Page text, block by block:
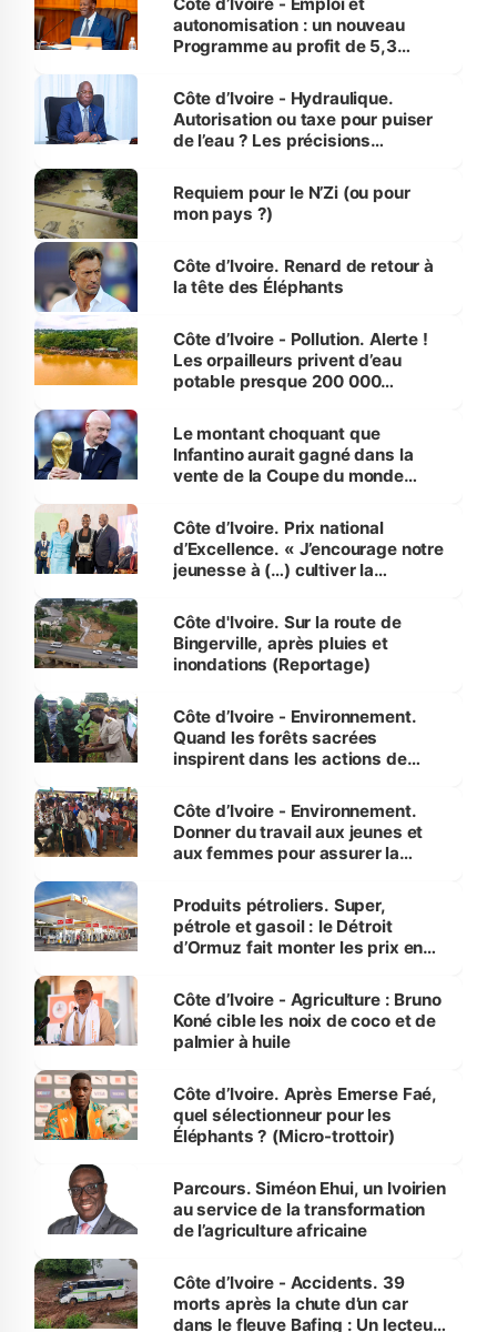
autonomisation : un nouveau
Programme au profit de 5,3
Côte d’Ivoire - Hydraulique.
Autorisation ou taxe pour puiser
de l’eau ? Les précisions
Requiem pour le N’Zi (ou pour
mon pays ?)
Côte d’Ivoire. Renard de retour à
la tête des Éléphants
Côte d’Ivoire - Pollution. Alerte !
Les orpailleurs privent d’eau
potable presque 200 000
Le montant choquant que
Infantino aurait gagné dans la
vente de la Coupe du monde
Côte d’Ivoire. Prix national
d’Excellence. « J’encourage notre
jeunesse à (…) cultiver la
(Alassane Ouattara
Côte d'Ivoire. Sur la route de
Bingerville, après pluies et
inondations (Reportage)
Côte d’Ivoire - Environnement.
Quand les forêts sacrées
inspirent dans les actions de
Côte d’Ivoire - Environnement.
Donner du travail aux jeunes et
aux femmes pour assurer la
menacées
Produits pétroliers. Super,
pétrole et gasoil : le Détroit
d’Ormuz fait monter les prix en
Côte d’Ivoire - Agriculture : Bruno
Koné cible les noix de coco et de
palmier à huile
Côte d’Ivoire. Après Emerse Faé,
quel sélectionneur pour les
Éléphants ? (Micro-trottoir)
Parcours. Siméon Ehui, un Ivoirien
au service de la transformation
de l’agriculture africaine
Côte d’Ivoire - Accidents. 39
morts après la chute d’un car
dans le fleuve Bafing : Un lecteur